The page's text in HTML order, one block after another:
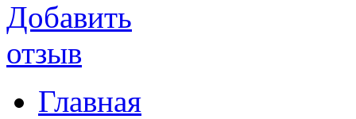
Главная